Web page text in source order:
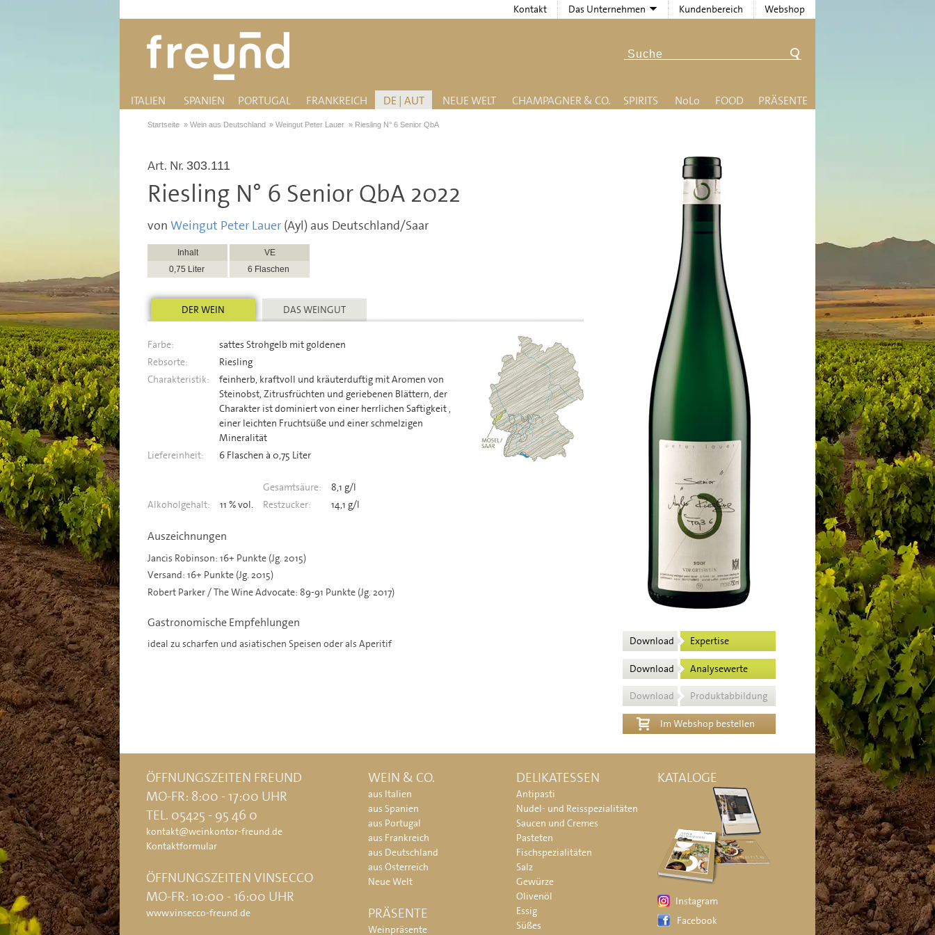
Kontakt Das Unternehmen Kundenbereich Webshop
ITALIEN SPANIEN PORTUGAL FRANKREICH DE | AUT NEUE WELT CHAMPAGNER & CO. SPIRITS NoLo FOOD PRÄSENTE
Startseite » Wein aus Deutschland »Weingut Peter Lauer » Riesling N° 6 Senior QbA
Art. Nr. 303.111
Riesling N° 6 Senior QbA 2022
von Weingut Peter Lauer (Ayl) aus Deutschland/Saar
Inhalt
VE
0,75 Liter
6 Flaschen
DER WEIN DAS WEINGUT
Farbe:
sattes Strohgelb mit goldenen
Rebsorte:
Riesling
Charakteristik:
feinherb, kraftvoll und kräuterduftig mit Aromen von
Steinobst, Zitrusfrüchten und geriebenen Blättern, der
Charakter ist dominiert von einer herrlichen Saftigkeit ,
einer leichten Fruchtsüße und einer schmelzigen
Mineralität
Liefereinheit:
6 Flaschen à 0,75 Liter
Gesamtsäure:
8,1 g/l
Alkoholgehalt:
11 % vol. Restzucker: 14,1 g/l
Auszeichnungen
Jancis Robinson: 16+ Punkte (Jg. 2015)
Versand: 16+ Punkte (Jg. 2015)
Robert Parker / The Wine Advocate: 89-91 Punkte (Jg. 2017)
Gastronomische Empfehlungen
ideal zu scharfen und asiatischen Speisen oder als Aperitif Download Expertise
Download Analysewerte
Download Produktabbildung
Im Webshop bestellen
ÖFFNUNGSZEITEN FREUND
MO-FR: 8:00 - 17:00 UHR
TEL. 05425 - 95 46 0
kontakt@weinkontor-freund.de
Kontaktformular
ÖFFNUNGSZEITEN VINSECCO
MO-FR: 10:00 - 16:00 UHR
www.vinsecco-freund.de
WEIN & CO.
aus Italien
aus Spanien
aus Portugal
aus Frankreich
aus Deutschland
aus Österreich
Neue Welt
PRÄSENTE
Weinpräsente
DELIKATESSEN
Antipasti
Nudel- und Reisspezialitäten
Saucen und Cremes
Pasteten
Fischspezialitäten
Salz
Gewürze
Olivenöl
Essig
Süßes
KATALOGE
Instagram
Facebook